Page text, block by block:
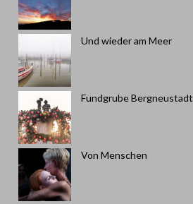
Und wieder am Meer
Fundgrube Bergneustadt
Von Menschen